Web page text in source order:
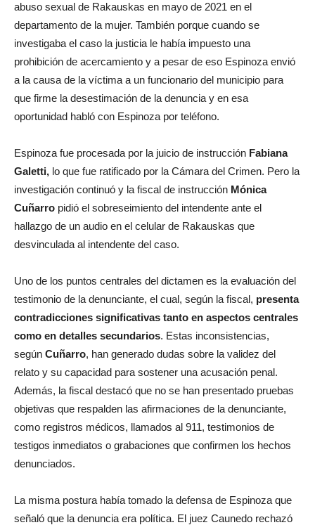
abuso sexual de Rakauskas en mayo de 2021 en el
departamento de la mujer. También porque cuando se
investigaba el caso la justicia le había impuesto una
prohibición de acercamiento y a pesar de eso Espinoza envió
a la causa de la víctima a un funcionario del municipio para
que firme la desestimación de la denuncia y en esa
oportunidad habló con Espinoza por teléfono.
Espinoza fue procesada por la juicio de instrucción Fabiana
Galetti, lo que fue ratificado por la Cámara del Crimen. Pero la
investigación continuó y la fiscal de instrucción Mónica
Cuñarro pidió el sobreseimiento del intendente ante el
hallazgo de un audio en el celular de Rakauskas que
desvinculada al intendente del caso.
Uno de los puntos centrales del dictamen es la evaluación del
testimonio de la denunciante, el cual, según la fiscal, presenta
contradicciones significativas tanto en aspectos centrales
como en detalles secundarios. Estas inconsistencias,
según Cuñarro, han generado dudas sobre la validez del
relato y su capacidad para sostener una acusación penal.
Además, la fiscal destacó que no se han presentado pruebas
objetivas que respalden las afirmaciones de la denunciante,
como registros médicos, llamados al 911, testimonios de
testigos inmediatos o grabaciones que confirmen los hechos
denunciados.
La misma postura había tomado la defensa de Espinoza que
señaló que la denuncia era política. El juez Caunedo rechazó